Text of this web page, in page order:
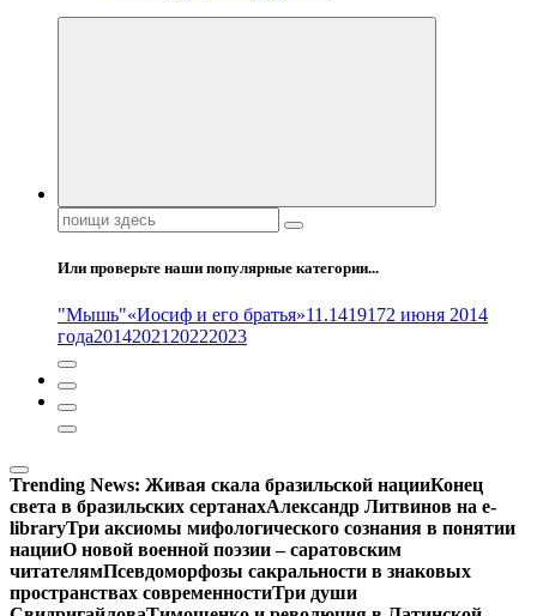
Поиск:
Или проверьте наши популярные категории...
"Мышь"«Иосиф и его братья»11.1419172 июня 2014
года20142021 20222023
Trending News: Живая скала бразильской нацииКонец
света в бразильских сертанахАлександр Литвинов на e-
libraryТри аксиомы мифологического сознания в понятии
нацииО новой военной поэзии – саратовским
читателямПсевдоморфозы сакральности в знаковых
пространствах современностиТри души